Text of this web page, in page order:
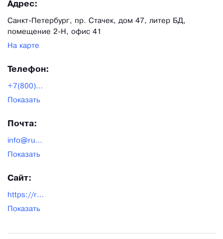
Адрес:
Санкт-Петербург, пр. Стачек, дом 47, литер БД,
помещение 2-Н, офис 41
На карте
Телефон:
+7(800)222-97-78
Показать
Почта:
info@rugidro.com
Показать
Сайт:
https://rugidro.com
Показать